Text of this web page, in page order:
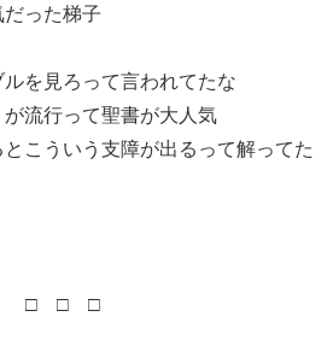
った梯子
を見ろって言われてたな
流行って聖書が大人気
こういう支障が出るって解ってた
□ □ □